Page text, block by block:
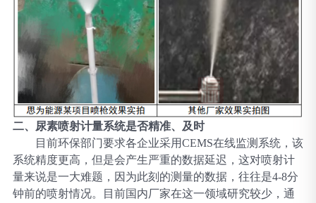
二、尿素喷射计量系统是否精准、及时
目前环保部门要求各企业采用CEMS在线监测系统，该
系统精度更高，但是会产生严重的数据延迟，这对喷射计
量来说是一大难题，因为此刻的测量的数据，往往是4-8分
钟前的喷射情况。目前国内厂家在这一领域研究较少，通